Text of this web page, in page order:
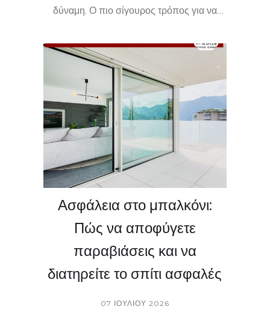
δύναμη. Ο πιο σίγουρος τρόπος για να
είναι να καλέσετε έναν ειδικό όπως ο
Κλειδαράς Κιάτο. 🚨🛠️ Η ομάδα μας
προσφέρει επισκευές κλειδαριών και
άμεση εξυπηρέτηση όλη μέρα και νύχτα.
Εμπιστευτείτε την εμπειρία του Κλειδαρά
Κορίνθιας για ασφάλεια χωρίς περιττό
άγχος!
Ασφάλεια στο μπαλκόνι:
Πώς να αποφύγετε
παραβιάσεις και να
διατηρείτε το σπίτι ασφαλές
07 ΙΟΥΛΊΟΥ 2026